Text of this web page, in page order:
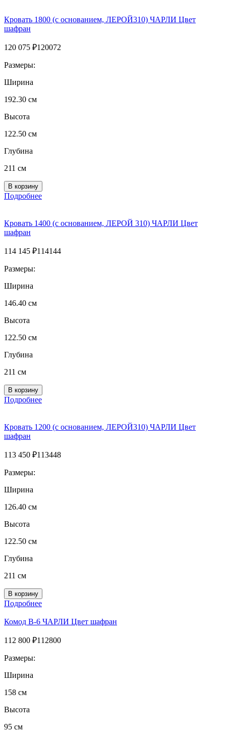
Кровать 1800 (с основанием, ЛЕРОЙ310) ЧАРЛИ Цвет
шафран
120 075 ₽120072
Размеры:
Ширина
192.30 см
Высота
122.50 см
Глубина
211 см
Подробнее
Кровать 1400 (с основанием, ЛЕРОЙ 310) ЧАРЛИ Цвет
шафран
114 145 ₽114144
Размеры:
Ширина
146.40 см
Высота
122.50 см
Глубина
211 см
Подробнее
Кровать 1200 (с основанием, ЛЕРОЙ310) ЧАРЛИ Цвет
шафран
113 450 ₽113448
Размеры:
Ширина
126.40 см
Высота
122.50 см
Глубина
211 см
Подробнее
Комод В-6 ЧАРЛИ Цвет шафран
112 800 ₽112800
Размеры:
Ширина
158 см
Высота
95 см